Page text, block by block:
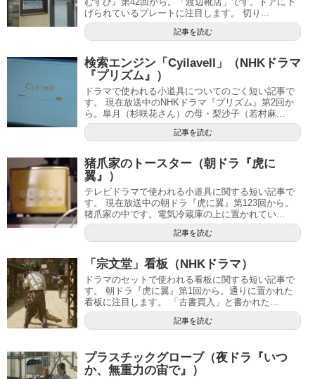
げられているプレートに注目します。 切り...
記事を読む
検索エンジン「Cyilavell」（NHKドラマ
『プリズム』）
ドラマで使われる小道具についてのごく短い記事で
す。 現在放送中のNHKドラマ『プリズム』第2回か
ら。皐月（杉咲花さん）の母・梨沙子（若村麻...
記事を読む
猪爪家のトースター（朝ドラ『虎に
翼』）
テレビドラマで使われる小道具に関する短い記事で
す。 現在放送中の朝ドラ『虎に翼』第123回から。
猪爪家の中です。電気冷蔵庫の上に置かれてい...
記事を読む
「宗文堂」看板（NHKドラマ）
ドラマのセットで使われる看板に関する短い記事で
す。 朝ドラ『虎に翼』第1回から。通りに置かれた
看板に注目します。 「古書買入」と書かれた...
記事を読む
プラスチックグローブ（夜ドラ『いつ
か、無重力の宙で』）